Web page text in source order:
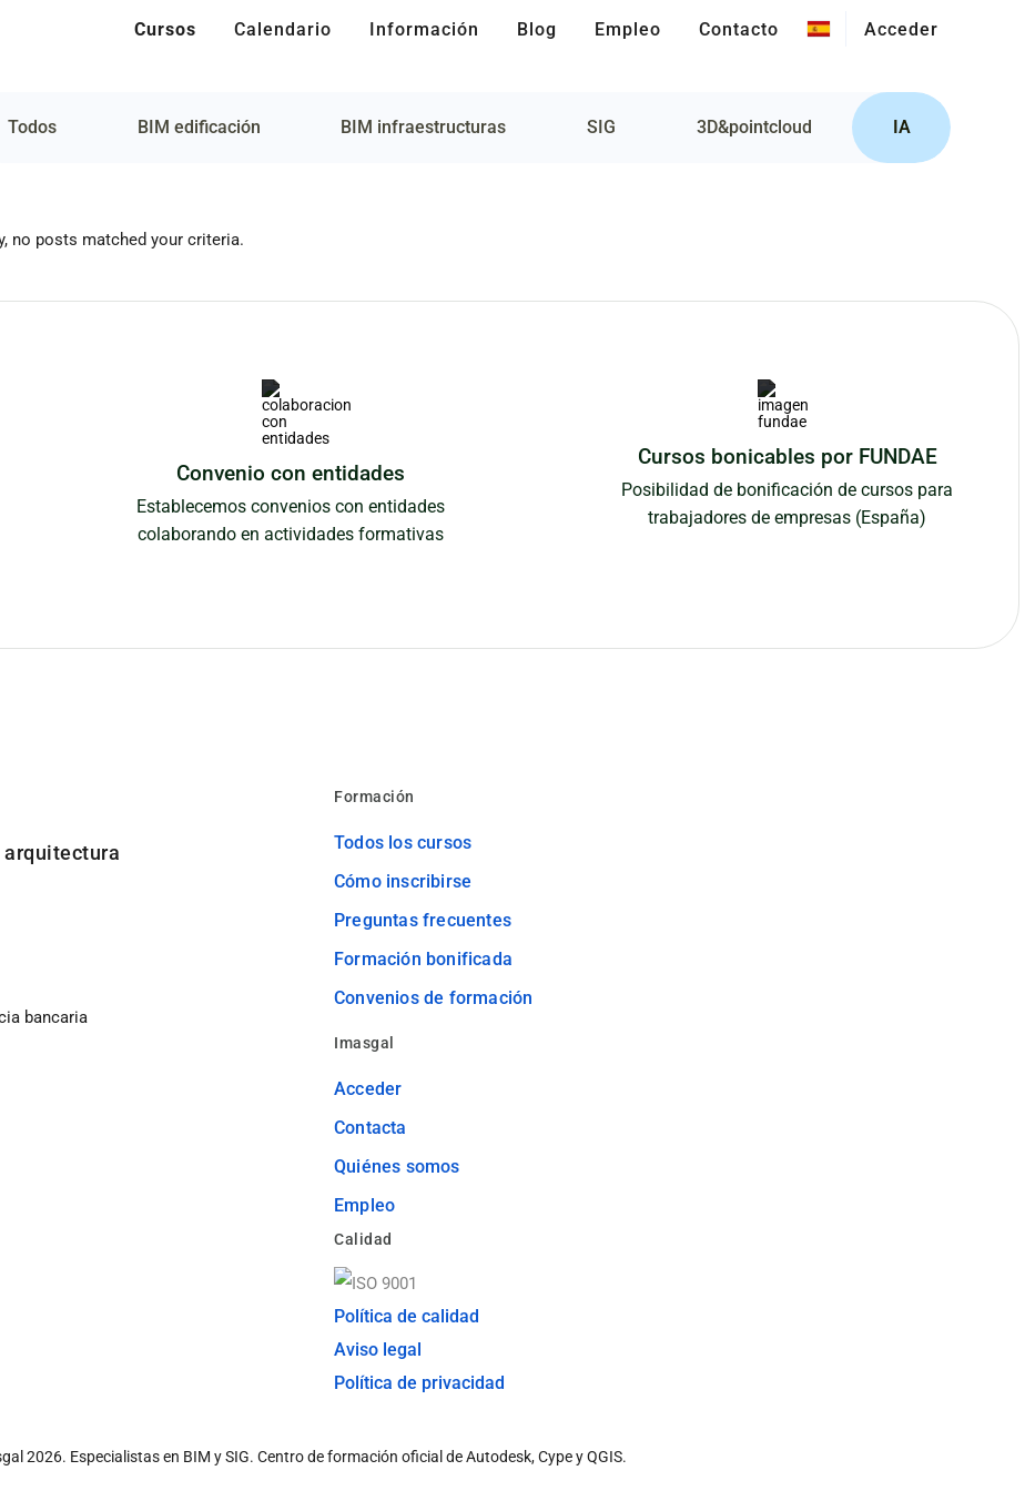
Cursos Calendario Información Blog Empleo Contacto Acceder
Todos BIM edificación BIM infraestructuras SIG 3D&pointcloud IA
no posts matched your criteria.
Convenio con entidades
Establecemos convenios con entidades
colaborando en actividades formativas
Cursos bonicables por FUNDAE
Posibilidad de bonificación de cursos para
trabajadores de empresas (España)
bancaria
Formación
Todos los cursos
Cómo inscribirse
Preguntas frecuentes
Formación bonificada
Convenios de formación
Imasgal
Acceder
Contacta
Quiénes somos
Empleo
Calidad
Política de calidad
Aviso legal
Política de privacidad
2026. Especialistas en BIM y SIG. Centro de formación oficial de Autodesk, Cype y QGIS.